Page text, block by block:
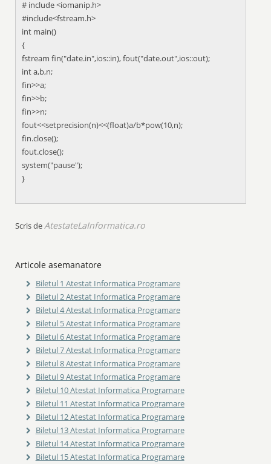
# include <iomanip.h>
#include<fstream.h>
int main()
{
fstream fin("date.in",ios::in), fout("date.out",ios::out);
int a,b,n;
fin>>a;
fin>>b;
fin>>n;
fout<<setprecision(n)<<(float)a/b*pow(10,n);
fin.close();
fout.close();
system("pause");
}
Scris deAtestateLaInformatica.ro
Articole asemanatore
Biletul 1 Atestat Informatica Programare
Biletul 2 Atestat Informatica Programare
Biletul 4 Atestat Informatica Programare
Biletul 5 Atestat Informatica Programare
Biletul 6 Atestat Informatica Programare
Biletul 7 Atestat Informatica Programare
Biletul 8 Atestat Informatica Programare
Biletul 9 Atestat Informatica Programare
Biletul 10 Atestat Informatica Programare
Biletul 11 Atestat Informatica Programare
Biletul 12 Atestat Informatica Programare
Biletul 13 Atestat Informatica Programare
Biletul 14 Atestat Informatica Programare
Biletul 15 Atestat Informatica Programare